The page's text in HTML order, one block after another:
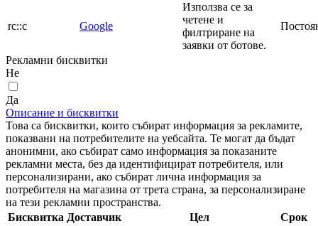
rc::c Google
Използва се за
четене и
филтриране на
заявки от ботове.
Рекламни бисквитки
Не
Да
Описание и бисквитки
Това са бисквитки, които събират информация за рекламите,
показвани на потребителите на уебсайта. Те могат да бъдат
анонимни, ако събират само информация за показаните
рекламни места, без да идентифицират потребителя, или
персонализирани, ако събират лична информация за
потребителя на магазина от трета страна, за персонализиране
на тези рекламни пространства.
Бисквитка Доставчик Цел Срок